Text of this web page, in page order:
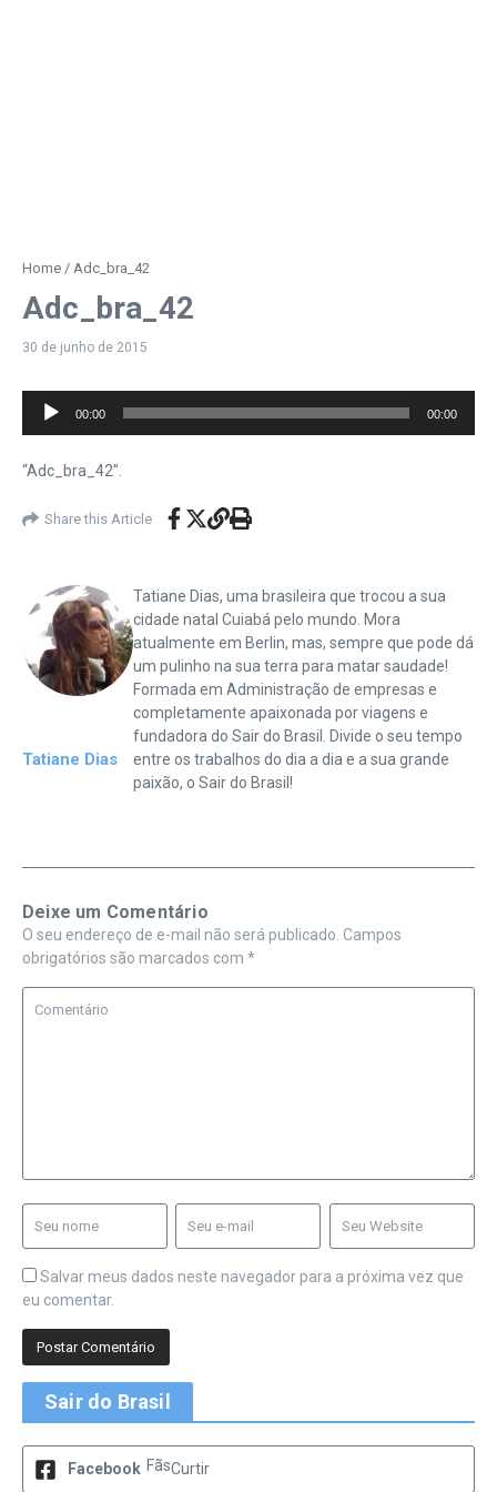
Home / Adc_bra_42
Adc_bra_42
30 de junho de 2015
Tocador
00:00 00:00
“Adc_bra_42”.
Share this Article
Tatiane Dias
Tatiane Dias, uma brasileira que trocou a sua
cidade natal Cuiabá pelo mundo. Mora
atualmente em Berlin, mas, sempre que pode dá
um pulinho na sua terra para matar saudade!
Formada em Administração de empresas e
completamente apaixonada por viagens e
fundadora do Sair do Brasil. Divide o seu tempo
entre os trabalhos do dia a dia e a sua grande
paixão, o Sair do Brasil!
Deixe um Comentário
O seu endereço de e-mail não será publicado. Campos
obrigatórios são marcados com *
Salvar meus dados neste navegador para a próxima vez que
eu comentar.
Sair do Brasil
Facebook FãsCurtir